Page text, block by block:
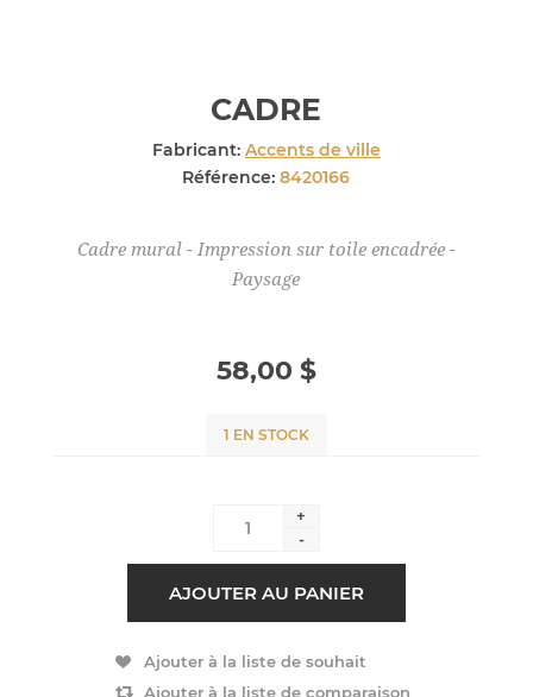
CADRE
Fabricant: Accents de ville
Référence: 8420166
Cadre mural - Impression sur toile encadrée -
Paysage
58,00 $
1 EN STOCK
+
-